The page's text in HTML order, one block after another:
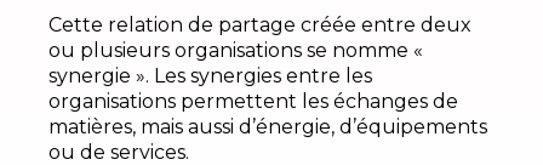
Cette relation de partage créée entre deux
ou plusieurs organisations se nomme «
synergie ». Les synergies entre les
organisations permettent les échanges de
matières, mais aussi d’énergie, d’équipements
ou de services.